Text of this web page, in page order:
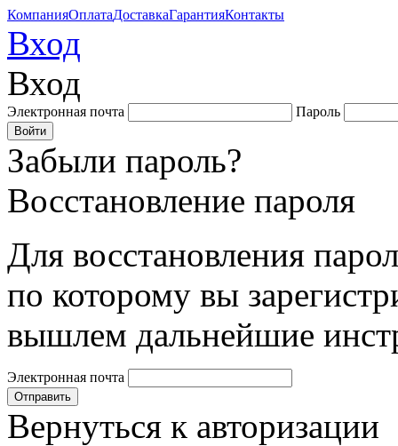
КомпанияОплатаДоставкаГарантияКонтакты
Вход
Вход
Электронная почта Пароль
Забыли пароль?
Восстановление пароля
Для восстановления
по которому вы
вышлем дальнейшие
Электронная почта
Вернуться к авторизации